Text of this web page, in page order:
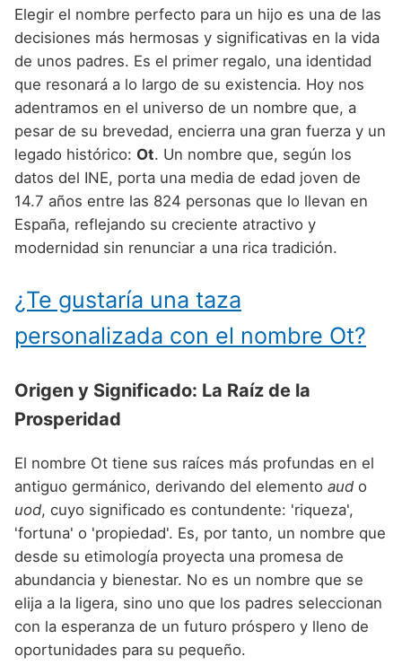
Nombres de niño que empiezan por P
Nombres de niño que empiezan por Q
Nombres de niño que empiezan por R
Nombres de niño que empiezan por S
Nombres de niño que empiezan por T
Nombres de niño que empiezan por U
Nombres de niño que empiezan por V
Nombres de niño que empiezan por W
Nombres de niño que empiezan por X
Nombres de Niño Valencianos
Nombres de Niño Vascos
Nombres de Niño Rumanos
Nombres de Niño Rusos
Nombres de Niño Suecos
Elegir el nombre perfecto para un hijo es una de las
decisiones más hermosas y significativas en la vida
de unos padres. Es el primer regalo, una identidad
que resonará a lo largo de su existencia. Hoy nos
adentramos en el universo de un nombre que, a
pesar de su brevedad, encierra una gran fuerza y un
legado histórico: Ot. Un nombre que, según los
datos del INE, porta una media de edad joven de
14.7 años entre las 824 personas que lo llevan en
España, reflejando su creciente atractivo y
modernidad sin renunciar a una rica tradición.
¿Te gustaría una taza
personalizada con el nombre Ot?
Origen y Significado: La Raíz de la
Prosperidad
El nombre Ot tiene sus raíces más profundas en el
antiguo germánico, derivando del elemento aud o
uod, cuyo significado es contundente: 'riqueza',
'fortuna' o 'propiedad'. Es, por tanto, un nombre que
desde su etimología proyecta una promesa de
abundancia y bienestar. No es un nombre que se
elija a la ligera, sino uno que los padres seleccionan
con la esperanza de un futuro próspero y lleno de
oportunidades para su pequeño.